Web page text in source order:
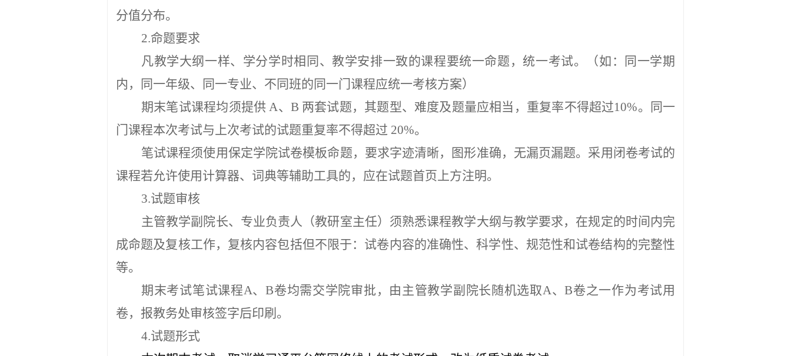
分值分布。
2.命题要求
凡教学大纲一样、学分学时相同、教学安排一致的课程要统一命题，统一考试。（如：同一学期
内，同一年级、同一专业、不同班的同一门课程应统一考核方案）
期末笔试课程均须提供 A、B 两套试题，其题型、难度及题量应相当，重复率不得超过10%。同一
门课程本次考试与上次考试的试题重复率不得超过 20%。
笔试课程须使用保定学院试卷模板命题，要求字迹清晰，图形准确，无漏页漏题。采用闭卷考试的
课程若允许使用计算器、词典等辅助工具的，应在试题首页上方注明。
3.试题审核
主管教学副院长、专业负责人（教研室主任）须熟悉课程教学大纲与教学要求，在规定的时间内完
成命题及复核工作，复核内容包括但不限于：试卷内容的准确性、科学性、规范性和试卷结构的完整性
等。
期末考试笔试课程A、B卷均需交学院审批，由主管教学副院长随机选取A、B卷之一作为考试用
卷，报教务处审核签字后印刷。
4.试题形式